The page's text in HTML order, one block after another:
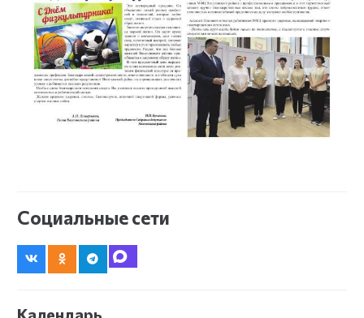
Социальные сети
Календарь